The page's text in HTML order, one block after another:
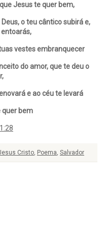
Jesus te quer bem,
o teu cântico subirá e,
vestes embranquecer
do amor, que te deu o
e ao céu te levará
quer bem
Cristo, Poema, Salvador